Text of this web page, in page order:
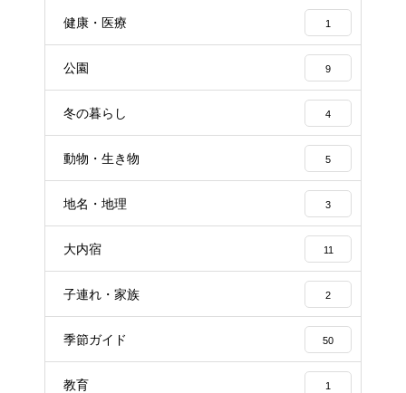
健康・医療 1
公園 9
冬の暮らし 4
動物・生き物 5
地名・地理 3
大内宿 11
子連れ・家族 2
季節ガイド 50
教育 1